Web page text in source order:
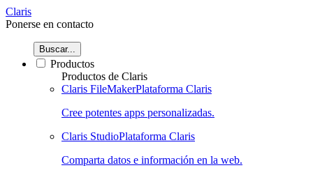
Claris
Ponerse en contacto
Buscar...
Productos
Productos de Claris
Claris FileMakerPlataforma Claris
Cree potentes apps personalizadas.
Claris StudioPlataforma Claris
Comparta datos e información en la web.